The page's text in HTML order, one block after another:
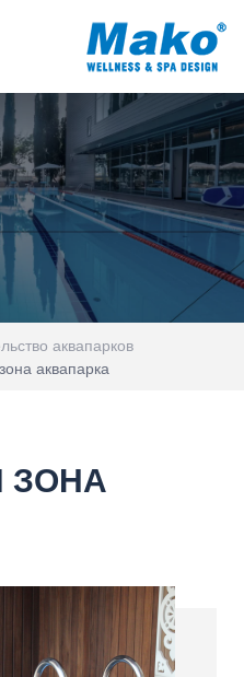
аквапарков
аквапарка
ЗОНА